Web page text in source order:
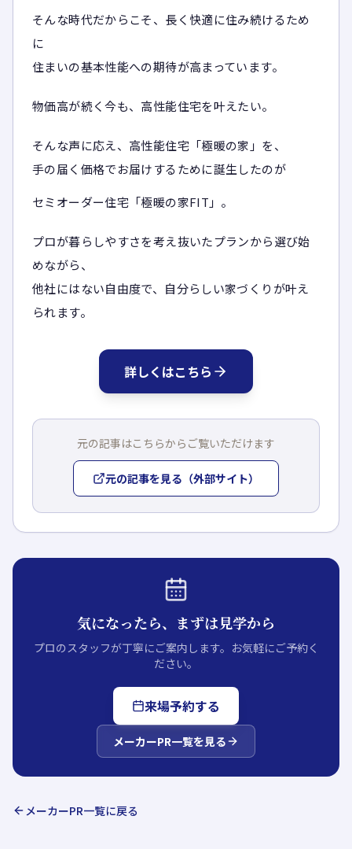
そんな時代だからこそ、長く快適に住み続けるため
に
住まいの基本性能への期待が高まっています。
物価高が続く今も、高性能住宅を叶えたい。
そんな声に応え、高性能住宅「極暖の家」を、
手の届く価格でお届けするために誕生したのが
セミオーダー住宅「極暖の家FIT」。
プロが暮らしやすさを考え抜いたプランから選び始
めながら、
他社にはない自由度で、自分らしい家づくりが叶え
られます。
詳しくはこちら
元の記事はこちらからご覧いただけます
元の記事を見る（外部サイト）
気になったら、まずは見学から
プロのスタッフが丁寧にご案内します。お気軽にご予約く
ださい。
来場予約する
メーカーPR一覧を見る
メーカーPR一覧に戻る